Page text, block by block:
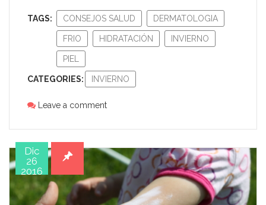
TAGS: CONSEJOS SALUD DERMATOLOGIA
FRIO HIDRATACIÓN INVIERNO
PIEL
CATEGORIES: INVIERNO
Leave a comment
Dic
26
2016